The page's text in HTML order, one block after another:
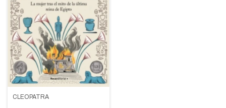
CLEOPATRA